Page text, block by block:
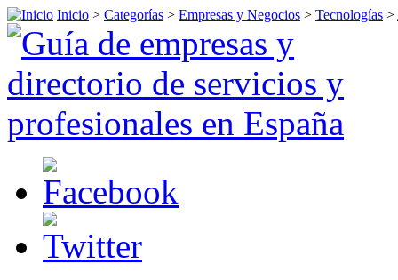
Inicio > Categorías > Empresas y Negocios > Tecnologías >